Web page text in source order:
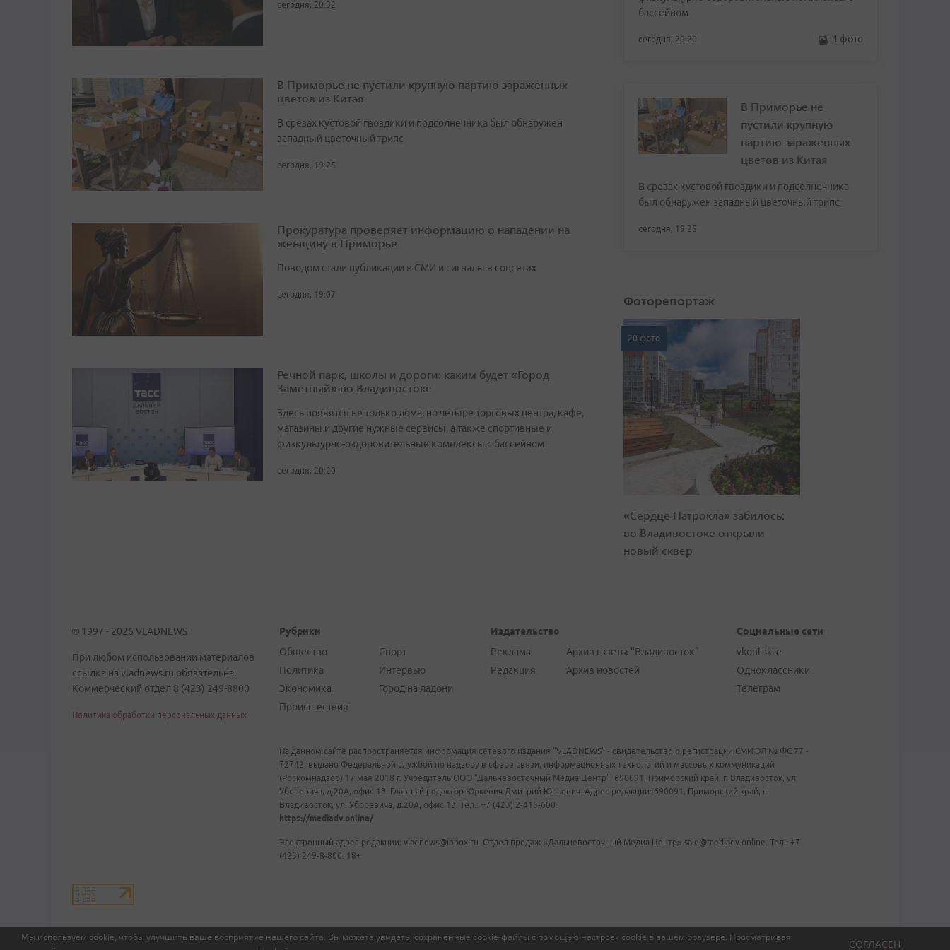
Мы используем cookie, чтобы улучшить ваше восприятие нашего сайта. Вы можете увидеть, сохраненные cookie-файлы с помощью настроек cookie в вашем браузере. Просматривая
СОГЛАСЕН
сегодня, 20:32
В Приморье не пустили крупную партию зараженных
цветов из Китая
В срезах кустовой гвоздики и подсолнечника был обнаружен
западный цветочный трипс
сегодня, 19:25
Прокуратура проверяет информацию о нападении на
женщину в Приморье
Поводом стали публикации в СМИ и сигналы в соцсетях
сегодня, 19:07
Речной парк, школы и дороги: каким будет «Город
Заметный» во Владивостоке
Здесь появятся не только дома, но четыре торговых центра, кафе,
магазины и другие нужные сервисы, а также спортивные и
физкультурно-оздоровительные комплексы с бассейном
сегодня, 20:20
бассейном
сегодня, 20:20 4 фото
В Приморье не
пустили крупную
партию зараженных
цветов из Китая
В срезах кустовой гвоздики и подсолнечника
был обнаружен западный цветочный трипс
сегодня, 19:25
Фоторепортаж
20 фото
«Сердце Патрокла» забилось:
во Владивостоке открыли
новый сквер
© 1997 - 2026 VLADNEWS
При любом использовании материалов
ссылка на vladnews.ru обязательна.
Коммерческий отдел 8 (423) 249-8800
Политика обработки персональных данных
Рубрики
Общество
Политика
Экономика
Происшествия
Спорт
Интервью
Город на ладони
Издательство
Реклама
Редакция
Архив газеты "Владивосток"
Архив новостей
Социальные сети
vkontakte
Одноклассники
Телеграм
На данном сайте распространяется информация сетевого издания "VLADNEWS" - свидетельство о регистрации СМИ ЭЛ № ФС 77 -
72742, выдано Федеральной службой по надзору в сфере связи, информационных технологий и массовых коммуникаций
(Роскомнадзор) 17 мая 2018 г. Учредитель ООО "Дальневосточный Медиа Центр". 690091, Приморский край, г. Владивосток, ул.
Уборевича, д.20А, офис 13. Главный редактор Юркевич Дмитрий Юрьевич. Адрес редакции: 690091, Приморский край, г.
Владивосток, ул. Уборевича, д.20А, офис 13. Тел.: +7 (423) 2-415-600.
https://mediadv.online/
Электронный адрес редакции: vladnews@inbox.ru. Отдел продаж «Дальневосточный Медиа Центр» sale@mediadv.online. Тел.: +7
(423) 249-8-800. 18+